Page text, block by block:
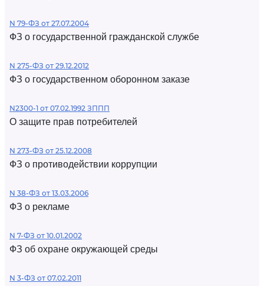
N 79-ФЗ от 27.07.2004
ФЗ о государственной гражданской службе
N 275-ФЗ от 29.12.2012
ФЗ о государственном оборонном заказе
N2300-1 от 07.02.1992 ЗППП
О защите прав потребителей
N 273-ФЗ от 25.12.2008
ФЗ о противодействии коррупции
N 38-ФЗ от 13.03.2006
ФЗ о рекламе
N 7-ФЗ от 10.01.2002
ФЗ об охране окружающей среды
N 3-ФЗ от 07.02.2011